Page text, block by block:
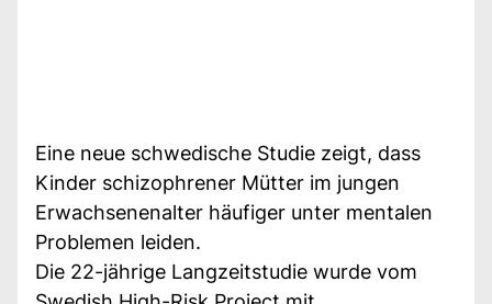
Eine neue schwedische Studie zeigt, dass
Kinder schizophrener Mütter im jungen
Erwachsenenalter häufiger unter mentalen
Problemen leiden.
Die 22-jährige Langzeitstudie wurde vom